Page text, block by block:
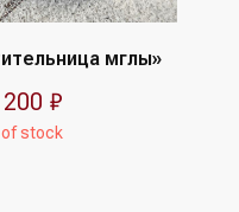
мглы»
₽
stock